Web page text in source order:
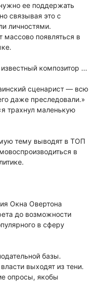
ее поддержать
связывая это с
личностями.
массово появляться в
композитор ...
сценарист — всю
даже преследовали.»
трахнул маленькую
тему выводят в ТОП
в
Окна Овертона
до возможности
в сферу
базы.
выходят из тени.
опросы, якобы